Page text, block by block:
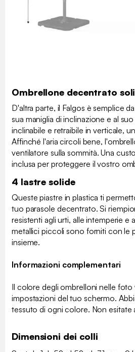
Ombrellone decentrato
D'altra parte, il Falgos è semplice
sua maniglia di inclinazione e al
inclinabile e retraibile in verticale,
Affinché l'aria circoli bene,
ventilatore sulla sommità. Una
inclusa per proteggere il vostro
4 lastre solide
Queste piastre in plastica ti
tuo parasole decentrato. Si
resistenti agli urti, alle intemperie e
metallici piccoli sono forniti con le
insieme.
Informazioni complementari
Il colore degli ombrelloni nelle foto
impostazioni del tuo schermo.
tessuto di ogni colore. Non esitate
Dimensioni dei colli